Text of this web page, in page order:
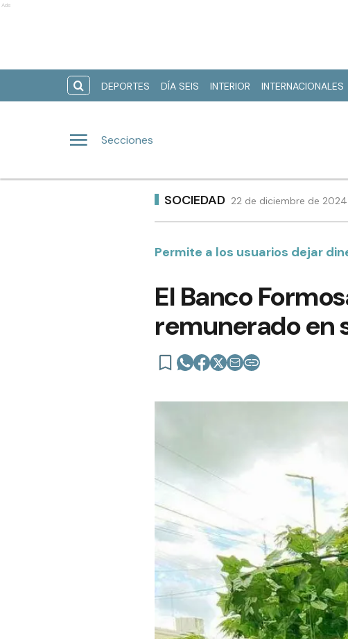
Ads
DEPORTES DÍA SEIS INTERIOR INTERNACIONALES
Secciones
SOCIEDAD 22 de diciembre de
Permite a los usuarios dejar
El Banco
remunerado en